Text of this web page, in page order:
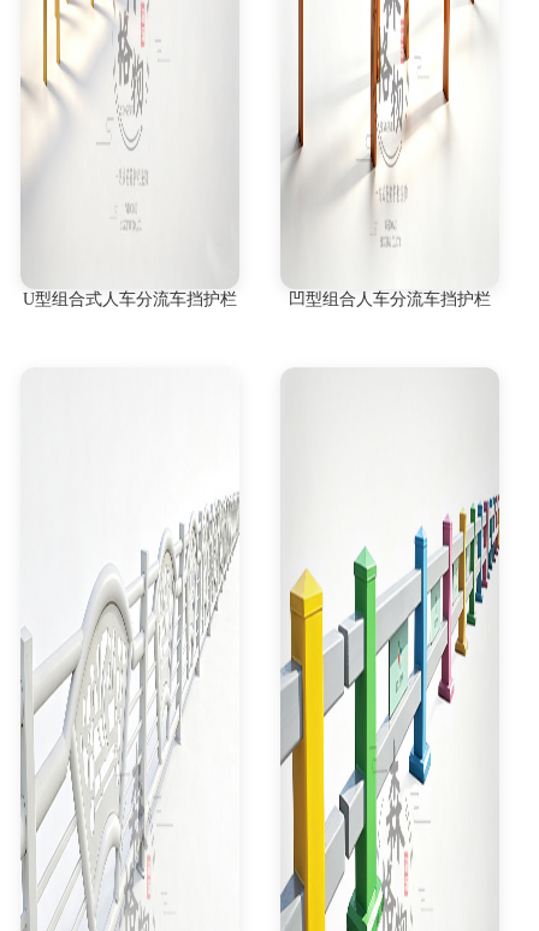
U型组合式人车分流车挡护栏 凹型组合人车分流车挡护栏